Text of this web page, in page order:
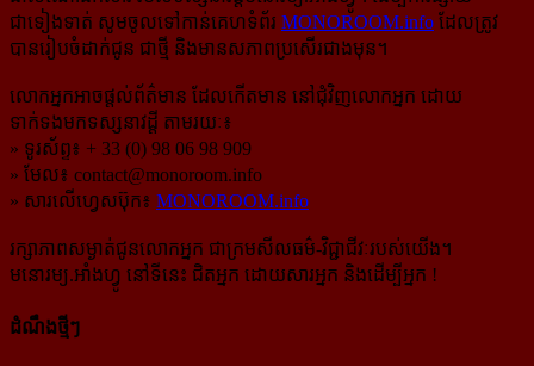
ជាទៀងទាត់ សូមចូលទៅកាន់​គេហទំព័រ MONOROOM.info ដែលត្រូវ
បានរៀបចំដាក់ជូន ជាថ្មី និងមានសភាពប្រសើរជាងមុន។
លោកអ្នកអាចផ្ដល់ព័ត៌មាន ដែលកើតមាន នៅជុំវិញលោកអ្នក ដោយ
ទាក់ទងមកទស្សនាវដ្ដី តាមរយៈ៖
» ទូរស័ព្ទ៖ + 33 (0) 98 06 98 909
» មែល៖ contact@monoroom.info
» សារលើហ្វេសប៊ុក៖ MONOROOM.info
រក្សាភាពសម្ងាត់ជូនលោកអ្នក ជាក្រមសីលធម៌-​វិជ្ជាជីវៈ​របស់យើង។
មនោរម្យ.អាំងហ្វូ នៅទីនេះ ជិតអ្នក ដោយសារអ្នក និងដើម្បីអ្នក !
ដំណឹងថ្មីៗ